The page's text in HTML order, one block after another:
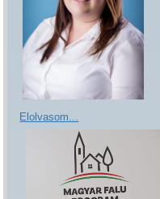
Elolvasom...